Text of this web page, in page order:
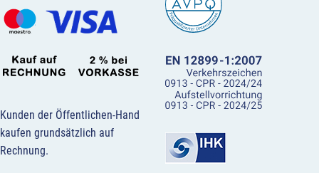
Kunden der Öffentlichen-Hand
kaufen grundsätzlich auf
Rechnung.